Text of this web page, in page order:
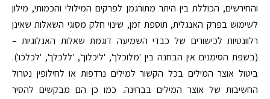
והחירשים, הכוללת בין היתר מתורגמן לפרקים המילולי והכמותי, מילון
לשימוש בפרק האנגלית, תוספת זמן, שינוי חלק מסוגי השאלות שאינן
רלוונטיות לכישורים של כבדי השמיעה דוגמת שאלות האנלוגיות –
(בשפת הסימנים אין הבחנה בין 'מלוכלך', 'ליכלוך', 'ללכלך', 'לכלכו').
ביטול אוצר המילים בכל הקשור למילים נרדפות או לחילופין נטרול
החשיבות של אוצר המילים בבחינה. כמו כן הם מבקשים להסיר